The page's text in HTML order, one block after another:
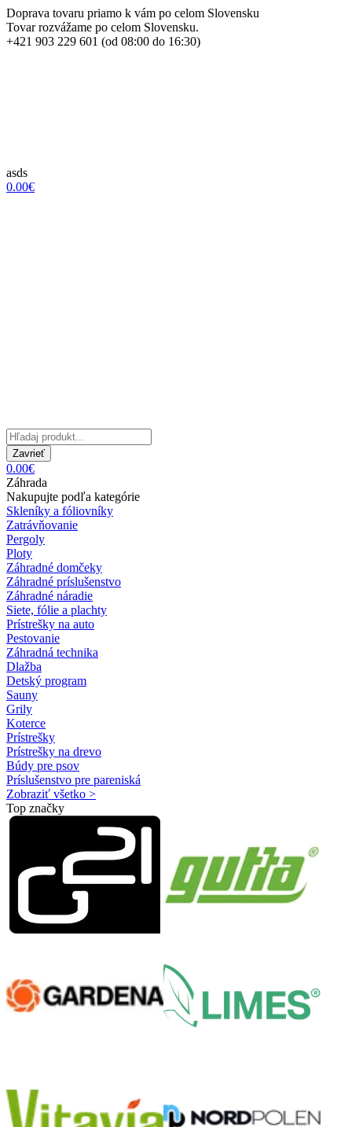
Doprava tovaru priamo k vám po celom Slovensku
Tovar rozvážame po celom Slovensku.
+421 903 229 601 (od 08:00 do 16:30)
asds
0.00€
Zavrieť
0.00€
Záhrada
Nakupujte podľa kategórie
Skleníky a fóliovníky
Zatrávňovanie
Pergoly
Ploty
Záhradné domčeky
Záhradné príslušenstvo
Záhradné náradie
Siete, fólie a plachty
Prístrešky na auto
Pestovanie
Záhradná technika
Dlažba
Detský program
Sauny
Grily
Koterce
Prístrešky
Prístrešky na drevo
Búdy pre psov
Príslušenstvo pre pareniská
Zobraziť všetko >
Top značky